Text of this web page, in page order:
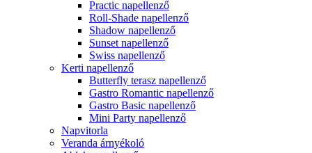
Practic napellenző
Roll-Shade napellenző
Shadow napellenző
Sunset napellenző
Swiss napellenző
Kerti napellenző
Butterfly terasz napellenző
Gastro Romantic napellenző
Gastro Basic napellenző
Mini Party napellenző
Napvitorla
Veranda árnyékoló